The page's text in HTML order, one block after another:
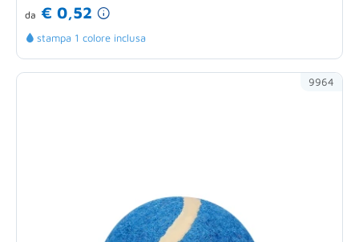
da € 0,52
stampa 1 colore inclusa
9964